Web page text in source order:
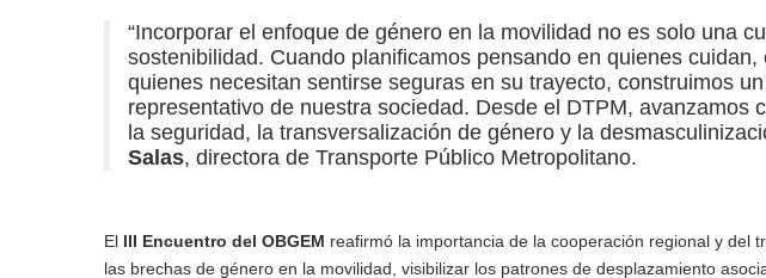
“Incorporar el enfoque de género en la movilidad no es solo una
sostenibilidad. Cuando planificamos pensando en quienes
quienes necesitan sentirse seguras en su trayecto, construimos
representativo de nuestra sociedad. Desde el DTPM, avanzamos
la seguridad, la transversalización de género y la
Salas, directora de Transporte Público Metropolitano.
El III Encuentro del OBGEM reafirmó la importancia de la cooperación regional y del
las brechas de género en la movilidad, visibilizar los patrones de desplazamiento